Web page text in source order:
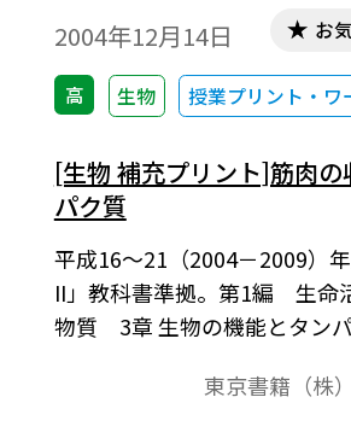
2004年12月14日
高 生物 授業プリント・ワ
お
[生物 補充プリント]筋肉の
パク質
平成16～21（2004－2009）
II」教科書準拠。第1編 生命
物質 3章 生物の機能とタンパク質のはたら
リントとして，自由に加工・
東京書籍（株